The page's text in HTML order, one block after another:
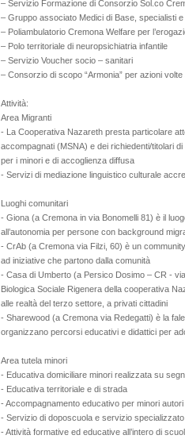
– Servizio Formazione di Consorzio Sol.co
– Gruppo associato Medici di Base, specialisti
– Poliambulatorio Cremona Welfare per
– Polo territoriale di neuropsichiatria infantile
– Servizio Voucher socio – sanitari
– Consorzio di scopo “Armonia” per azioni
Attività:
Area Migranti
- La Cooperativa Nazareth presta particolare
accompagnati (MSNA) e dei richiedenti/titolari
per i minori e di accoglienza diffusa
- Servizi di mediazione linguistico culturale
Luoghi comunitari
- Giona (a Cremona in via Bonomelli 81) è il
all’autonomia per persone con background
- CrAb (a Cremona via Filzi, 60) è un
ad iniziative che partono dalla comunità
- Casa di Umberto (a Persico Dosimo – CR -
Biologica Sociale Rigenera della cooperativa
alle realtà del terzo settore, a privati cittadini
- Sharewood (a Cremona via Redegatti) è la
organizzano percorsi educativi e didattici per
Area tutela minori
- Educativa domiciliare minori realizzata su
- Educativa territoriale e di strada
- Accompagnamento educativo per minori
- Servizio di doposcuola e servizio
- Attività formative ed educative all’intero di